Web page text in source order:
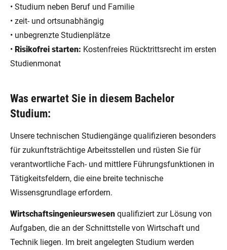
• Studium neben Beruf und Familie
• zeit- und ortsunabhängig
• unbegrenzte Studienplätze
• Risikofrei starten: Kostenfreies Rücktrittsrecht im ersten
Studienmonat
Was erwartet Sie in diesem Bachelor
Studium:
Unsere technischen Studiengänge qualifizieren besonders
für zukunftsträchtige Arbeitsstellen und rüsten Sie für
verantwortliche Fach- und mittlere Führungsfunktionen in
Tätigkeitsfeldern, die eine breite technische
Wissensgrundlage erfordern.
Wirtschaftsingenieurswesen qualifiziert zur Lösung von
Aufgaben, die an der Schnittstelle von Wirtschaft und
Technik liegen. Im breit angelegten Studium werden